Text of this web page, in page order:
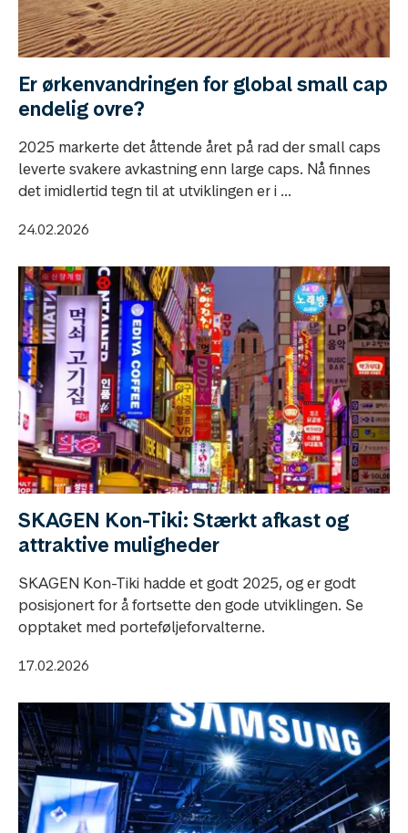
Er ørkenvandringen for global small cap
endelig ovre?
2025 markerte det åttende året på rad der small caps
leverte svakere avkastning enn large caps. Nå finnes
det imidlertid tegn til at utviklingen er i ...
24.02.2026
SKAGEN Kon-Tiki: Stærkt afkast og
attraktive muligheder
SKAGEN Kon-Tiki hadde et godt 2025, og er godt
posisjonert for å fortsette den gode utviklingen. Se
opptaket med porteføljeforvalterne.
17.02.2026